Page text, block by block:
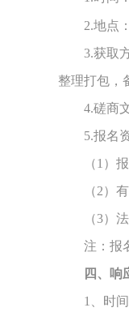
2.地点
3.获取
整理打包，
4.磋商
5.报名
（1）
（2）
（3）
注：报
四、响
1、时